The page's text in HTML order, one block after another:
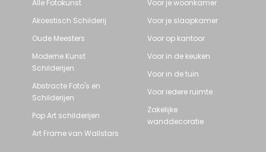
Alle Fotokunst
Akoestisch Schilderij
Oude Meesters
Moderne Kunst
Schilderijen
Abstracte Foto's en
Schilderijen
Pop Art schilderijen
Art Frame van Wallstars
Voor je woonkamer
Voor je slaapkamer
Voor op kantoor
Voor in de keuken
Voor in de tuin
Voor iedere ruimte
Zakelijke
wanddecoratie